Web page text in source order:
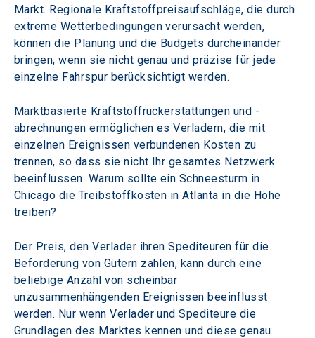
Markt. Regionale Kraftstoffpreisaufschläge, die durch
extreme Wetterbedingungen verursacht werden,
können die Planung und die Budgets durcheinander
bringen, wenn sie nicht genau und präzise für jede
einzelne Fahrspur berücksichtigt werden.
Marktbasierte Kraftstoffrückerstattungen und -
abrechnungen ermöglichen es Verladern, die mit
einzelnen Ereignissen verbundenen Kosten zu
trennen, so dass sie nicht Ihr gesamtes Netzwerk
beeinflussen. Warum sollte ein Schneesturm in
Chicago die Treibstoffkosten in Atlanta in die Höhe
treiben?
Der Preis, den Verlader ihren Spediteuren für die
Beförderung von Gütern zahlen, kann durch eine
beliebige Anzahl von scheinbar
unzusammenhängenden Ereignissen beeinflusst
werden. Nur wenn Verlader und Spediteure die
Grundlagen des Marktes kennen und diese genau